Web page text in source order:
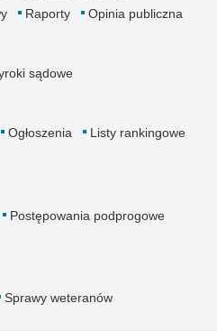
Raporty Opinia publiczna
sądowe
Ogłoszenia
Listy rankingowe
Postępowania podprogowe
Sprawy weteranów